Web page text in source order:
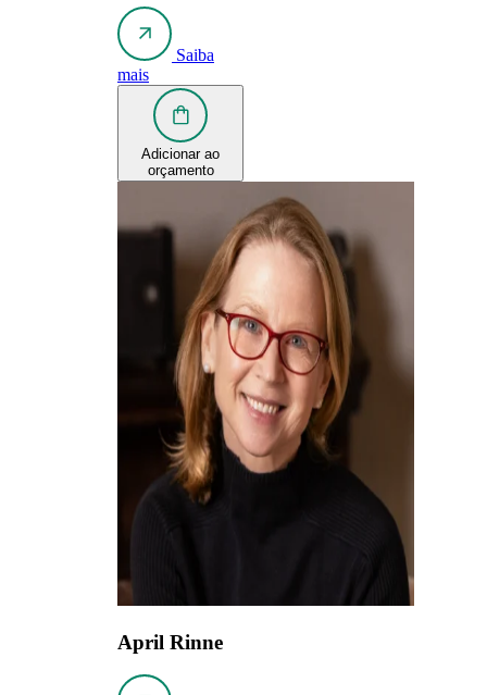
Saiba
mais
Adicionar ao
orçamento
April Rinne